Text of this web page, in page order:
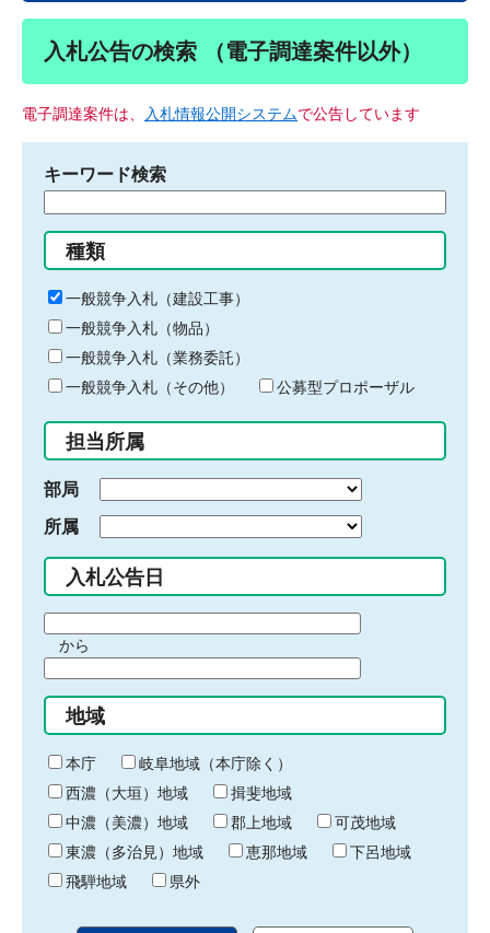
入札公告の検索 （電子調達案件以外）
電子調達案件は、 入札情報公開システムで公告しています
キーワード検索
る
キ
ー
ワ
ー
ド
入
力
種類
一般競争入札（建設工事）
一般競争入札（物品）
一般競争入札（業務委託）
一般競争入札（その他）
公募型プロポーザル
担当所属
部局
所属
入札公告日
間
始
り
から
間
終
わ
り
地域
本庁
岐阜地域（本庁除く）
西濃（大垣）地域
揖斐地域
中濃（美濃）地域
郡上地域
可茂地域
東濃（多治見）地域
恵那地域
下呂地域
飛騨地域
県外